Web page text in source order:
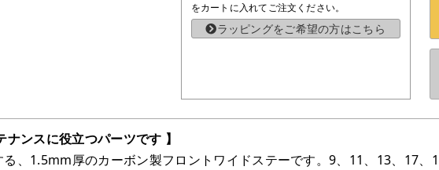
をカートに入れてご注文ください。
ラッピングをご希望の方はこちら
ナンスに役立つパーツです 】
、1.5mm厚のカーボン製フロントワイドステーです。9、11、13、17、